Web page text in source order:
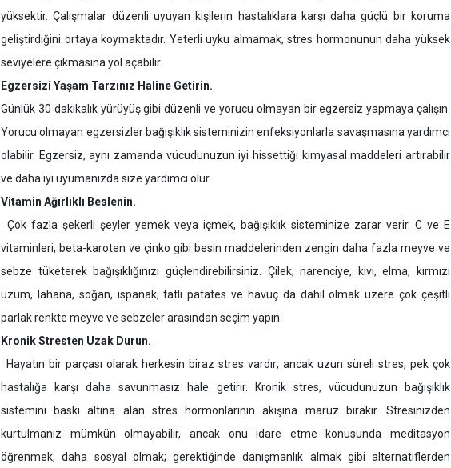
yüksektir. Çalışmalar düzenli uyuyan kişilerin hastalıklara karşı daha güçlü bir koruma
geliştirdiğini ortaya koymaktadır. Yeterli uyku almamak, stres hormonunun daha yüksek
seviyelere çıkmasına yol açabilir.
Egzersizi Yaşam Tarzınız Haline Getirin.
Günlük 30 dakikalık yürüyüş gibi düzenli ve yorucu olmayan bir egzersiz yapmaya çalışın.
Yorucu olmayan egzersizler bağışıklık sisteminizin enfeksiyonlarla savaşmasına yardımcı
olabilir. Egzersiz, aynı zamanda vücudunuzun iyi hissettiği kimyasal maddeleri artırabilir
ve daha iyi uyumanızda size yardımcı olur.
Vitamin Ağırlıklı Beslenin.
Çok fazla şekerli şeyler yemek veya içmek, bağışıklık sisteminize zarar verir. C ve E
vitaminleri, beta-karoten ve çinko gibi besin maddelerinden zengin daha fazla meyve ve
sebze tüketerek bağışıklığınızı güçlendirebilirsiniz. Çilek, narenciye, kivi, elma, kırmızı
üzüm, lahana, soğan, ıspanak, tatlı patates ve havuç da dahil olmak üzere çok çeşitli
parlak renkte meyve ve sebzeler arasından seçim yapın.
Kronik Stresten Uzak Durun.
Hayatın bir parçası olarak herkesin biraz stres vardır; ancak uzun süreli stres, pek çok
hastalığa karşı daha savunmasız hale getirir. Kronik stres, vücudunuzun bağışıklık
sistemini baskı altına alan stres hormonlarının akışına maruz bırakır. Stresinizden
kurtulmanız mümkün olmayabilir, ancak onu idare etme konusunda meditasyon
öğrenmek, daha sosyal olmak; gerektiğinde danışmanlık almak gibi alternatiflerden